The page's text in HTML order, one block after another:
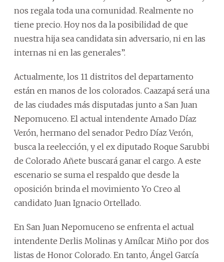
nos regala toda una comunidad. Realmente no
tiene precio. Hoy nos da la posibilidad de que
nuestra hija sea candidata sin adversario, ni en las
internas ni en las generales”.
Actualmente, los 11 distritos del departamento
están en manos de los colorados. Caazapá será una
de las ciudades más disputadas junto a San Juan
Nepomuceno. El actual intendente Amado Díaz
Verón, hermano del senador Pedro Díaz Verón,
busca la reelección, y el ex diputado Roque Sarubbi
de Colorado Añete buscará ganar el cargo. A este
escenario se suma el respaldo que desde la
oposición brinda el movimiento Yo Creo al
candidato Juan Ignacio Ortellado.
En San Juan Nepomuceno se enfrenta el actual
intendente Derlis Molinas y Amílcar Miño por dos
listas de Honor Colorado. En tanto, Ángel García